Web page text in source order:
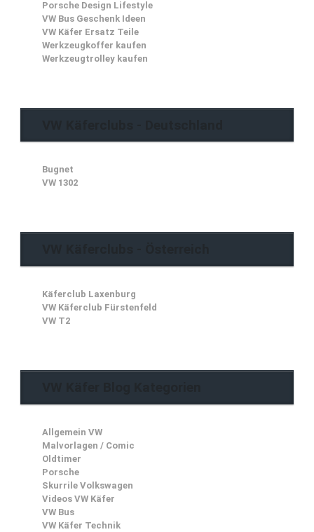
Porsche Design Lifestyle
VW Bus Geschenk Ideen
VW Käfer Ersatz Teile
Werkzeugkoffer kaufen
Werkzeugtrolley kaufen
Bugnet
VW 1302
Käferclub Laxenburg
VW Käferclub Fürstenfeld
VW T2
Allgemein VW
Malvorlagen / Comic
Oldtimer
Porsche
Skurrile Volkswagen
Videos VW Käfer
VW Bus
VW Käfer Technik